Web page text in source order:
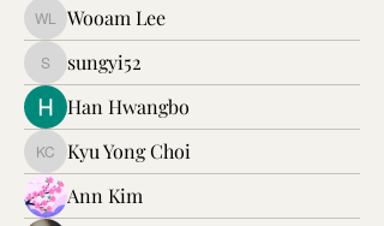
Wooam Lee
Wooam Lee
sungyi52
sungyi52
Han Hwangbo
Kyu Yong Choi
Kyu Yong Choi
Ann Kim